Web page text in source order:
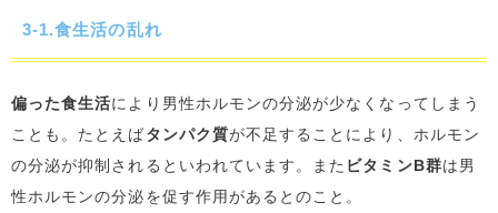
3-1.食生活の乱れ
偏った食生活により男性ホルモンの分泌が少なくなってしまう
ことも。たとえばタンパク質が不足することにより、ホルモン
の分泌が抑制されるといわれています。また ビタミンB群は男
性ホルモンの分泌を促す作用があるとのこと。